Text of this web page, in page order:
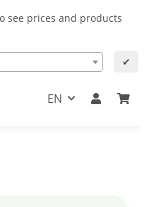
see prices and products
✔
EN